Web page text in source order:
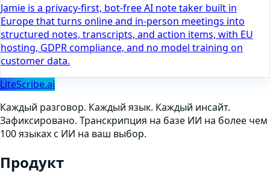
Jamie is a privacy-first, bot-free AI note taker built in
Europe that turns online and in-person meetings into
structured notes, transcripts, and action items, with EU
hosting, GDPR compliance, and no model training on
customer data.
LiteScribe.ai
Каждый разговор. Каждый язык. Каждый инсайт.
Зафиксировано. Транскрипция на базе ИИ на более чем
100 языках с ИИ на ваш выбор.
Продукт